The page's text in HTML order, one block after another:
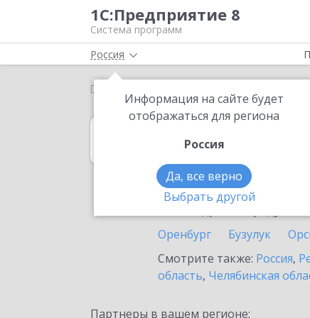
1С:Предприятие 8
Система программ
Россия
Информация на сайте будет
отображаться для региона
Россия
Да, все верно
Выбрать другой
Главная 1С:Бухгалтерия некоммерческой
в
Ознакомьтесь с
Оренбург
Бузулук
Смотрите также: Россия,
область, Челябинская
Партнеры в вашем регионе: